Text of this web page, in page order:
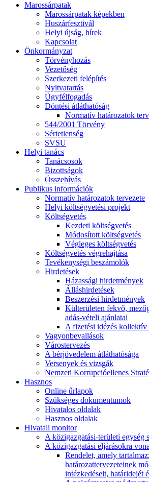
Marossárpatak
Marossárpatak képekben
Huszárfesztivál
Helyi újság, hírek
Kapcsolat
Önkormányzat
Törvényhozás
Vezetőség
Szerkezeti felépítés
Nyitvatartás
Ügyfélfogadás
Döntési átláthatóság
Normatív határozatok
544/2001 Törvény
Sértetlenség
SVSU
Helyi tanács
Tanácsosok
Bizottságok
Összehívás
Publikus információk
Normatív határozatok tervezete
Helyi költségvetési projekt
Költségvetés
Kezdeti költségvetés
Módosított költségvetés
Végleges költségvetés
Költségvetés végrehajtása
Tevékenységi beszámolók
Hirdetések
Házassági hirdetmények
Álláshirdetések
Beszerzési hirdetmények
Külterületen fekvő,
adás-vételi ajánlatai
A fizetési idézés kollektív
Vagyonbevallások
Várostervezés
A bérjövedelem átláthatósága
Versenyek és vizsgák
Nemzeti Korrupcióellenes
Hasznos
Online űrlapok
Szükséges dokumentumok
Hivatalos oldalak
Hasznos oldalak
Hivatali monitor
A közigazgatási-területi egység
A közigazgatási eljárásokra
Rendelet, amely
határozattervezeteinek
intézkedéseit, határidejét